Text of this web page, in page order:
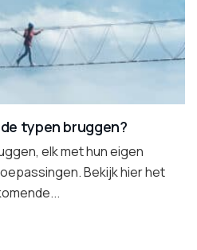
typen bruggen?
elk met hun eigen
Bekijk hier het